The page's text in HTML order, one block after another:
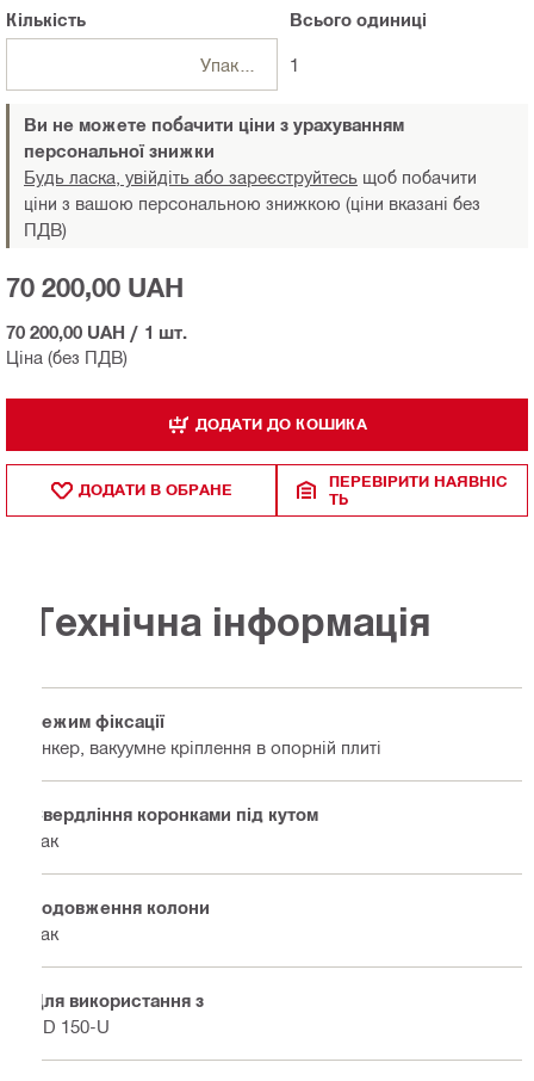
Кількість
Упаковки
Всьогоодиниці
1
Ви не можете побачити ціни з урахуванням
персональної знижки
Будь ласка, увійдіть або зареєструйтесь щоб побачити
ціни з вашою персональною знижкою (ціни вказані без
ПДВ)
Ціна (без ПДВ)
70 200,00 UAH
70 200,00 UAH / 1 шт.
ДОДАТИ ДО КОШИКА
ДОДАТИ В ОБРАНЕ
ПЕРЕВІРИТИ НАЯВНІС
ТЬ
Технічна інформація
Режим фіксації
Анкер, вакуумне кріплення в опорній плиті
Свердління коронками під кутом
Так
Подовження колони
Так
Для використання з
DD 150-U